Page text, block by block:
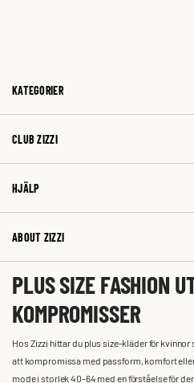
KATEGORIER
CLUB ZIZZI
HJÄLP
ABOUT ZIZZI
PLUS SIZE FASHION
KOMPROMISSER
Hos Zizzi hittar du plus size-kläder för
att kompromissa med passform, komfort
mode i storlek 40-64 med en förståelse för